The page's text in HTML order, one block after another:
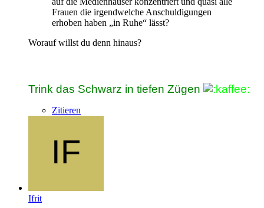
Frauen die irgendwelche Anschuldigungen
erhoben haben „in Ruhe“ lässt?
Worauf willst du denn hinaus?
Trink das Schwarz in tiefen Zügen
Zitieren
Ifrit